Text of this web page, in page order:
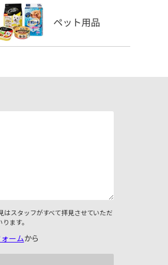
はスタッフがすべて拝見させていただ
ます。
ームから